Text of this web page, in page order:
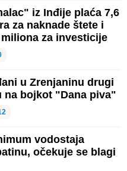
iz Inđije plaća 7,6
za naknade štete i
za investicije
u Zrenjaninu drugi
na bojkot "Dana piva"
vodostaja
očekuje se blagi